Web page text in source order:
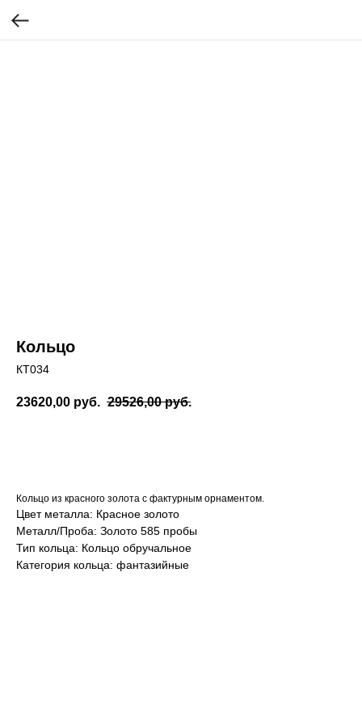
Кольцо
КТ034
23620,00 руб. 29526,00 руб.
Кольцо из красного золота с фактурным орнаментом.
Цвет металла: Красное золото
Металл/Проба: Золото 585 пробы
Тип кольца: Кольцо обручальное
Категория кольца: фантазийные